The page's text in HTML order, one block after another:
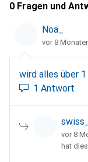
0 Fragen und
Noa_
vor 8
wird alles über
1 Antwort
vor 8
hat